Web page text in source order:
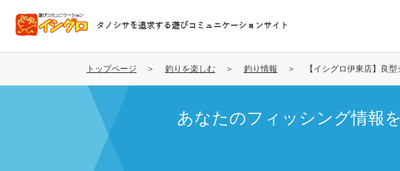
コ
テ
タノシサを追求する遊びコミュニケーションサイト
トップページ 釣りを楽しむ 釣り情報 【イシグロ伊東店】良
あなたのフィッシング情報